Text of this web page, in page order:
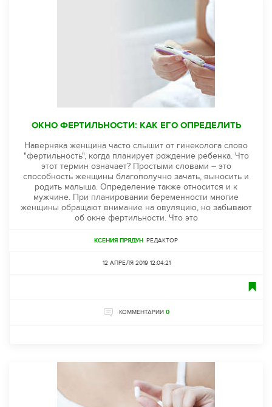
ОКНО ФЕРТИЛЬНОСТИ: КАК ЕГО ОПРЕДЕЛИТЬ
Наверняка женщина часто слышит от гинеколога слово
"фертильность", когда планирует рождение ребенка. Что
этот термин означает? Простыми словами – это
способность женщины благополучно зачать, выносить и
родить малыша. Определение также относится и к
мужчине. При планировании беременности многие
женщины обращают внимание на овуляцию, но забывают
об окне фертильности. Что это
КСЕНИЯ ПРЯДУН РЕДАКТОР
12 АПРЕЛЯ 2019 12:04:21
КОММЕНТАРИИ 0